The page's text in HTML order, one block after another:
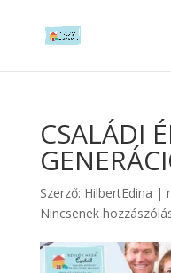
CSALÁDI
Szerző: HilbertEdina |
Nincsenek